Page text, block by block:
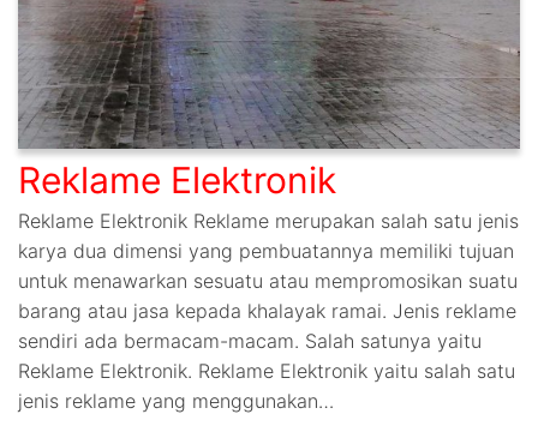
Reklame Elektronik
Reklame Elektronik Reklame merupakan salah satu jenis
karya dua dimensi yang pembuatannya memiliki tujuan
untuk menawarkan sesuatu atau mempromosikan suatu
barang atau jasa kepada khalayak ramai. Jenis reklame
sendiri ada bermacam-macam. Salah satunya yaitu
Reklame Elektronik. Reklame Elektronik yaitu salah satu
jenis reklame yang menggunakan…